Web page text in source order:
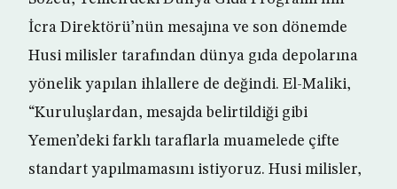
İcra Direktörü’nün mesajına ve son dönemde
Husi milisler tarafından dünya gıda depolarına
yönelik yapılan ihlallere de değindi. El-Maliki,
“Kuruluşlardan, mesajda belirtildiği gibi
Yemen’deki farklı taraflarla muamelede çifte
standart yapılmamasını istiyoruz. Husi milisler,